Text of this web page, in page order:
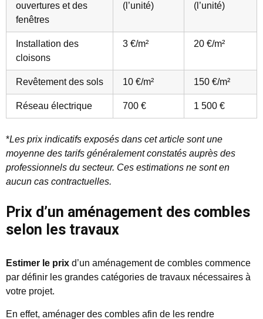
ouvertures et des
fenêtres
(l’unité)
(l’unité)
Installation des
cloisons
3 €/m² 20 €/m²
Revêtement des sols 10 €/m² 150 €/m²
Réseau électrique 700 € 1 500 €
*Les prix indicatifs exposés dans cet article sont une
moyenne des tarifs généralement constatés auprès des
professionnels du secteur. Ces estimations ne sont en
aucun cas contractuelles.
Prix d’un aménagement des combles
selon les travaux
Estimer le prix d’un aménagement de combles commence
par définir les grandes catégories de travaux nécessaires à
votre projet.
En effet, aménager des combles afin de les rendre